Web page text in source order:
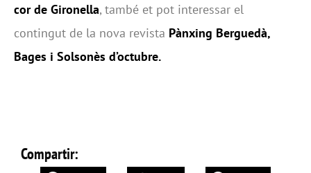
cor de Gironella, també et pot interessar el
contingut de la nova revista Pànxing Berguedà,
Bages i Solsonès d’octubre.
Compartir: